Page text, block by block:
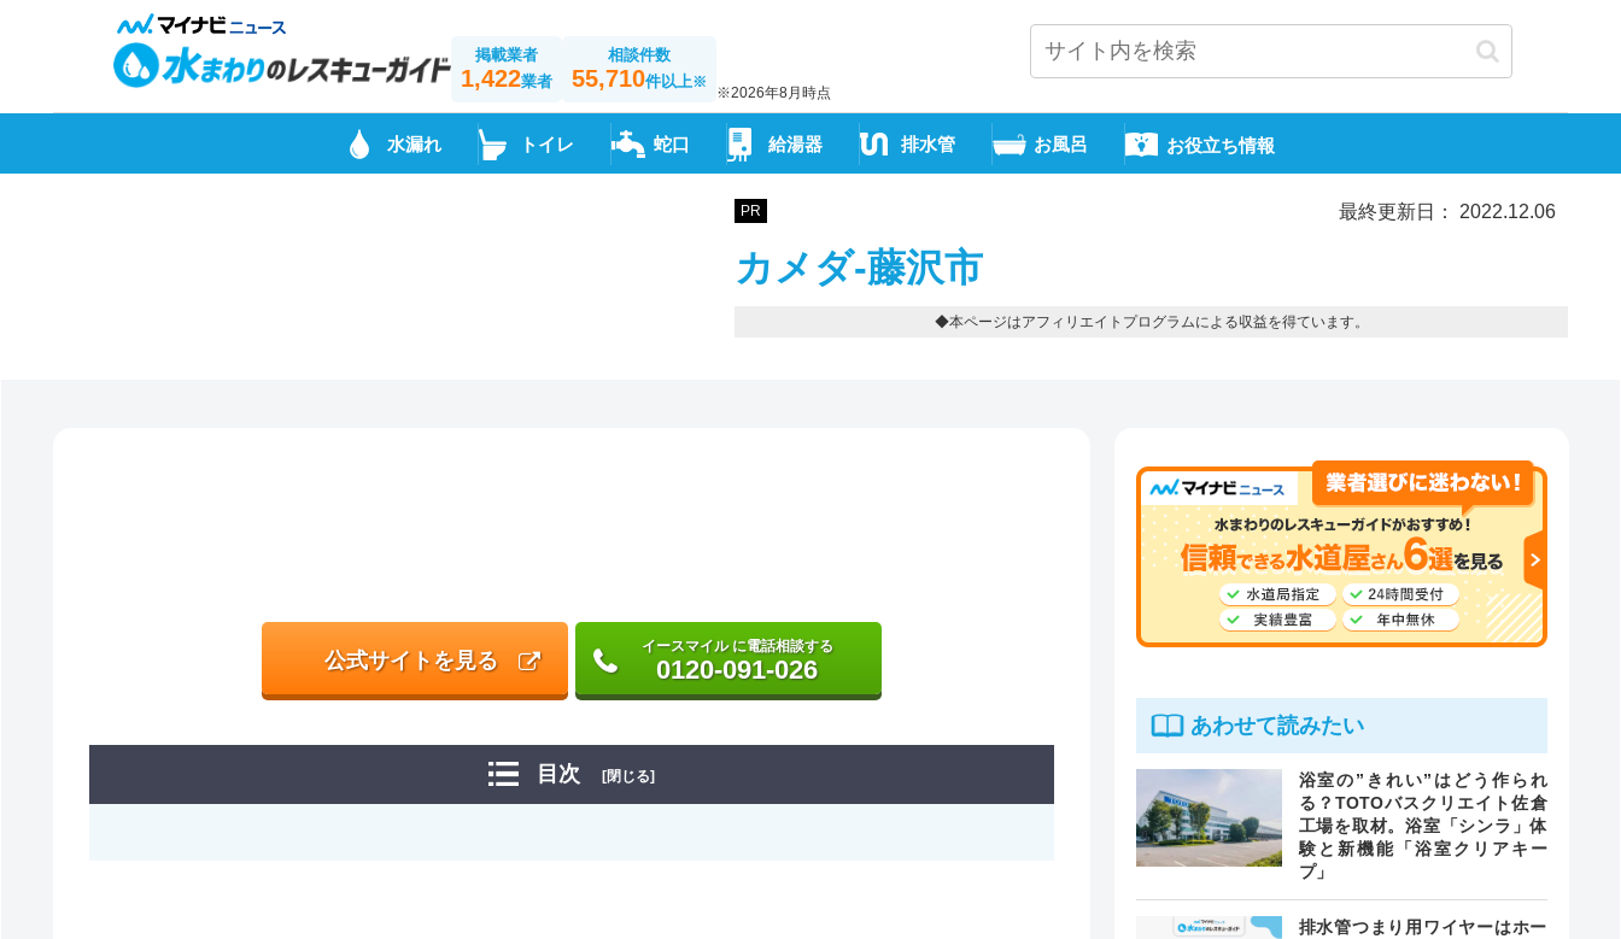
掲載業者
1,422業者
相談件数
55,710件以上※
※2026年8月時点
水漏れ トイレ 蛇口 給湯器 排水管 お風呂 お役立ち情報
PR 最終更新日： 2022.12.06
カメダ-藤沢市
◆本ページはアフィリエイトプログラムによる収益を得ています。
公式サイトを見る
イースマイル に電話相談する
0120-091-026
目次 [閉じる]
あわせて読みたい
浴室の”きれい”はどう作られ
る？TOTOバスクリエイト佐倉
工場を取材。浴室「シンラ」体
験と新機能「浴室クリアキー
プ」
排水管つまり用ワイヤーはホー